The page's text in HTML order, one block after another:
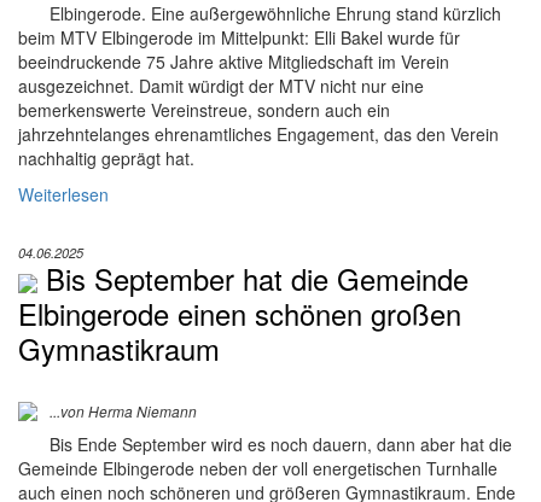
Elbingerode. Eine außergewöhnliche Ehrung stand kürzlich
beim MTV Elbingerode im Mittelpunkt: Elli Bakel wurde für
beeindruckende 75 Jahre aktive Mitgliedschaft im Verein
ausgezeichnet. Damit würdigt der MTV nicht nur eine
bemerkenswerte Vereinstreue, sondern auch ein
jahrzehntelanges ehrenamtliches Engagement, das den Verein
nachhaltig geprägt hat.
Weiterlesen
04.06.2025
Bis September hat die Gemeinde
Elbingerode einen schönen großen
Gymnastikraum
...von Herma Niemann
Bis Ende September wird es noch dauern, dann aber hat die
Gemeinde Elbingerode neben der voll energetischen Turnhalle
auch einen noch schöneren und größeren Gymnastikraum. Ende